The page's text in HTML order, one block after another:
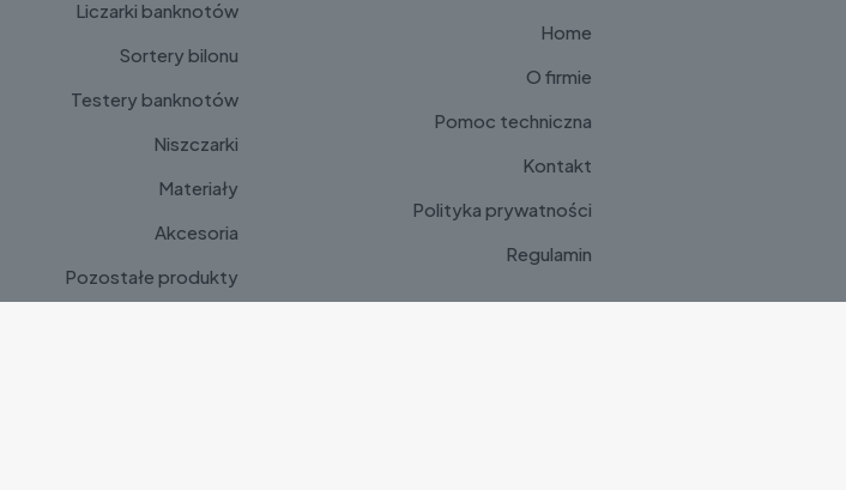
Liczarki banknotów
Sortery bilonu
Testery banknotów
Niszczarki
Materiały
Akcesoria
Pozostałe produkty
Home
O firmie
Pomoc techniczna
Kontakt
Polityka prywatności
Regulamin